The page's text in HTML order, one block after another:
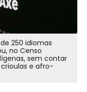
250 idiomas
no Censo
sem contar
e afro-